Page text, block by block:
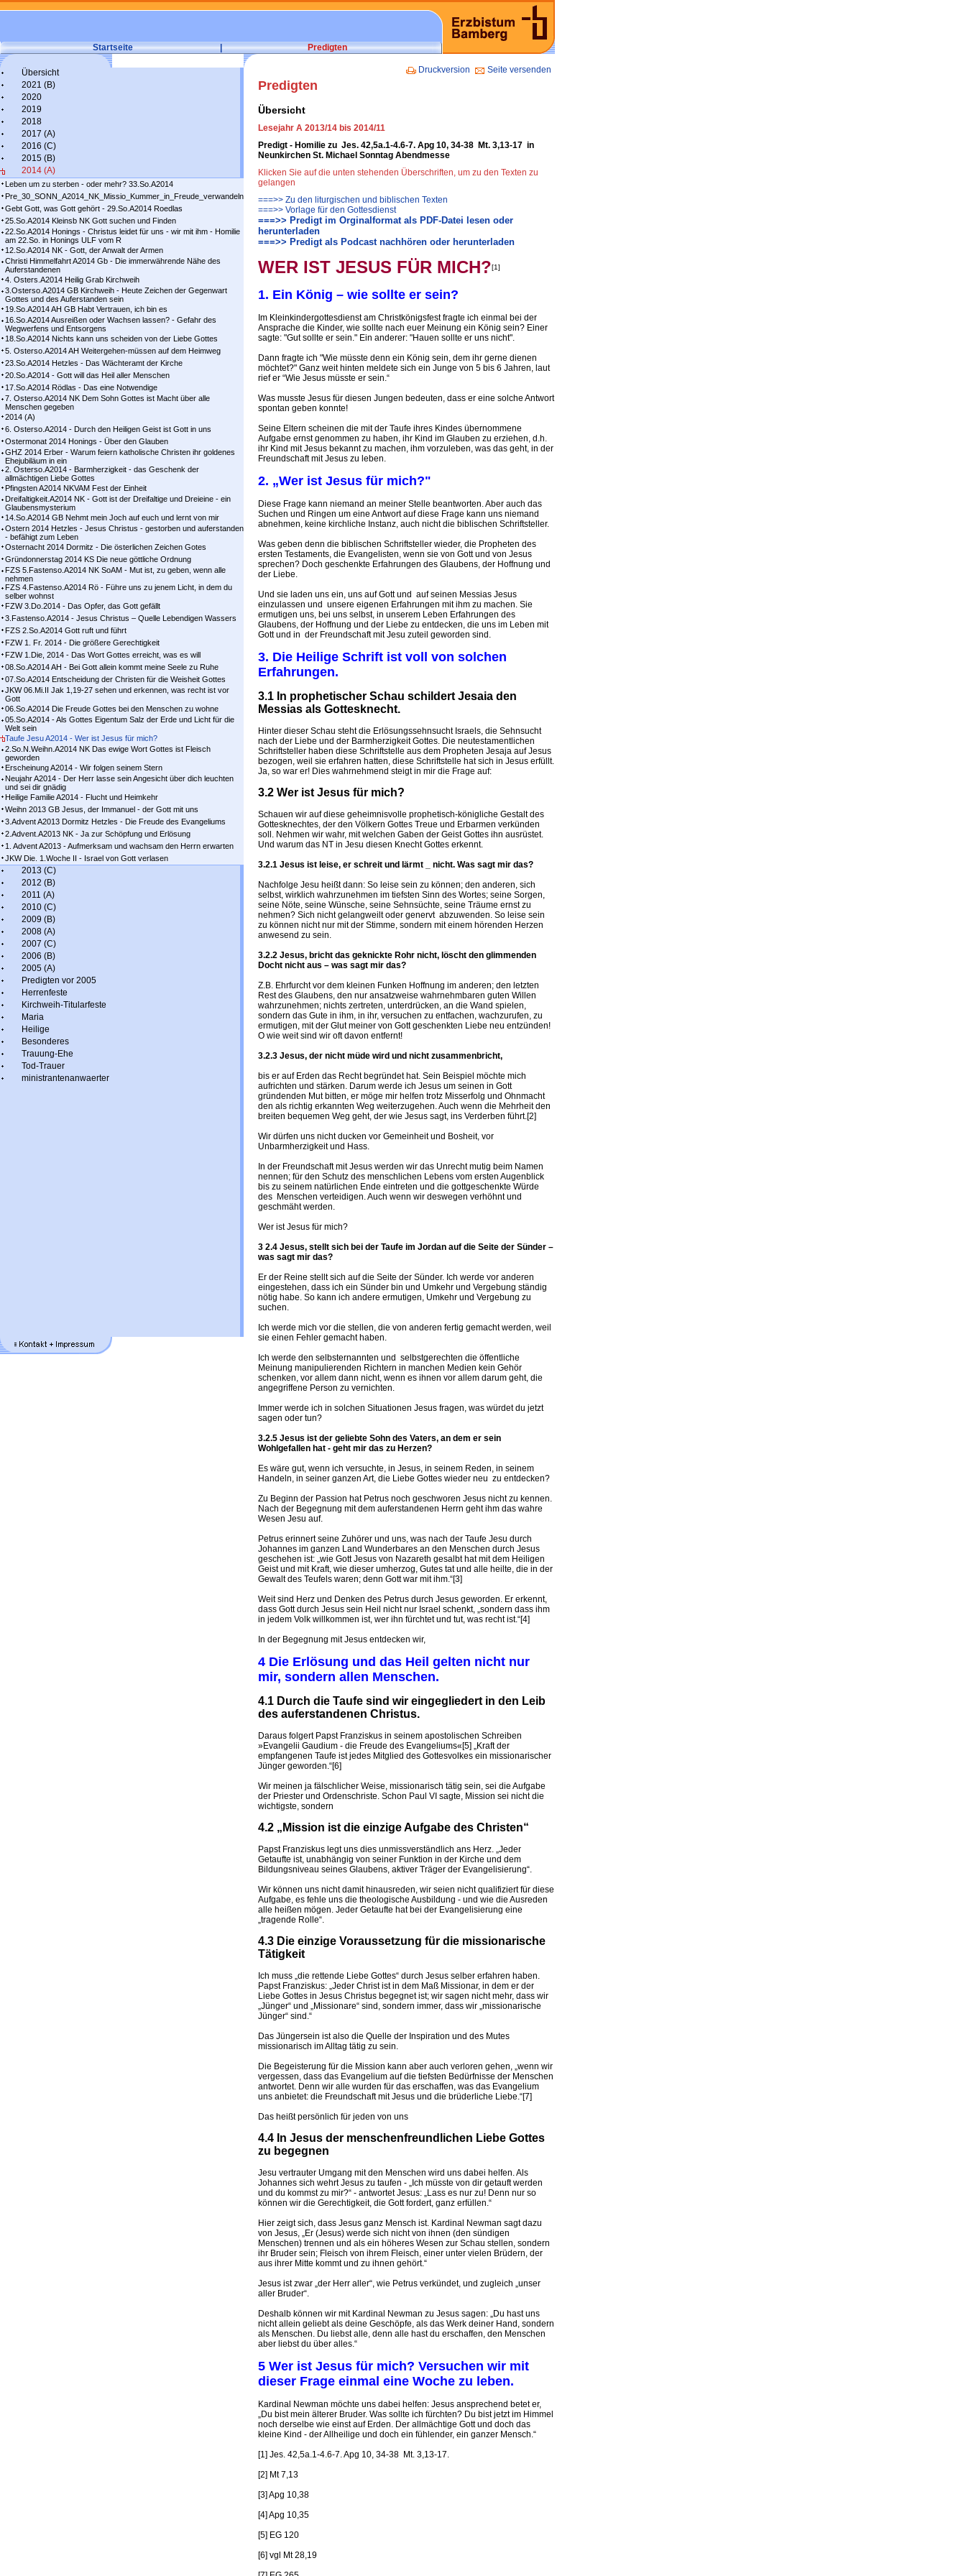
Startseite | Predigten
Übersicht
2021 (B)
2020
2019
2018
2017 (A)
2016 (C)
2015 (B)
2014 (A)
Leben um zu sterben - oder mehr? 33.So.A2014
Pre_30_SONN_A2014_NK_Missio_Kummer_in_Freude_verwandeln
Gebt Gott, was Gott gehört - 29.So.A2014 Roedlas
25.So.A2014 Kleinsb NK Gott suchen und Finden
22.So.A2014 Honings - Christus leidet für uns - wir mit ihm - Homilie
am 22.So. in Honings ULF vom R
12.So.A2014 NK - Gott, der Anwalt der Armen
Christi Himmelfahrt A2014 Gb - Die immerwährende Nähe des
Auferstandenen
4. Osters.A2014 Heilig Grab Kirchweih
3.Osterso.A2014 GB Kirchweih - Heute Zeichen der Gegenwart
Gottes und des Auferstanden sein
19.So.A2014 AH GB Habt Vertrauen, ich bin es
16.So.A2014 Ausreißen oder Wachsen lassen? - Gefahr des
Wegwerfens und Entsorgens
18.So.A2014 Nichts kann uns scheiden von der Liebe Gottes
5. Osterso.A2014 AH Weitergehen-müssen auf dem Heimweg
23.So.A2014 Hetzles - Das Wächteramt der Kirche
20.So.A2014 - Gott will das Heil aller Menschen
17.So.A2014 Rödlas - Das eine Notwendige
7. Osterso.A2014 NK Dem Sohn Gottes ist Macht über alle
Menschen gegeben
2014 (A)
6. Osterso.A2014 - Durch den Heiligen Geist ist Gott in uns
Ostermonat 2014 Honings - Über den Glauben
GHZ 2014 Erber - Warum feiern katholische Christen ihr goldenes
Ehejubiläum in ein
2. Osterso.A2014 - Barmherzigkeit - das Geschenk der
allmächtigen Liebe Gottes
Pfingsten A2014 NKVAM Fest der Einheit
Dreifaltigkeit.A2014 NK - Gott ist der Dreifaltige und Dreieine - ein
Glaubensmysterium
14.So.A2014 GB Nehmt mein Joch auf euch und lernt von mir
Ostern 2014 Hetzles - Jesus Christus - gestorben und auferstanden
- befähigt zum Leben
Osternacht 2014 Dormitz - Die österlichen Zeichen Gotes
Gründonnerstag 2014 KS Die neue göttliche Ordnung
FZS 5.Fastenso.A2014 NK SoAM - Mut ist, zu geben, wenn alle
nehmen
FZS 4.Fastenso.A2014 Rö - Führe uns zu jenem Licht, in dem du
selber wohnst
FZW 3.Do.2014 - Das Opfer, das Gott gefällt
3.Fastenso.A2014 - Jesus Christus – Quelle Lebendigen Wassers
FZS 2.So.A2014 Gott ruft und führt
FZW 1. Fr. 2014 - Die größere Gerechtigkeit
FZW 1.Die, 2014 - Das Wort Gottes erreicht, was es will
08.So.A2014 AH - Bei Gott allein kommt meine Seele zu Ruhe
07.So.A2014 Entscheidung der Christen für die Weisheit Gottes
JKW 06.Mi.II Jak 1,19-27 sehen und erkennen, was recht ist vor
Gott
06.So.A2014 Die Freude Gottes bei den Menschen zu wohne
05.So.A2014 - Als Gottes Eigentum Salz der Erde und Licht für die
Welt sein
Taufe Jesu A2014 - Wer ist Jesus für mich?
2.So.N.Weihn.A2014 NK Das ewige Wort Gottes ist Fleisch
geworden
Erscheinung A2014 - Wir folgen seinem Stern
Neujahr A2014 - Der Herr lasse sein Angesicht über dich leuchten
und sei dir gnädig
Heilige Familie A2014 - Flucht und Heimkehr
Weihn 2013 GB Jesus, der Immanuel - der Gott mit uns
3.Advent A2013 Dormitz Hetzles - Die Freude des Evangeliums
2.Advent.A2013 NK - Ja zur Schöpfung und Erlösung
1. Advent A2013 - Aufmerksam und wachsam den Herrn erwarten
JKW Die. 1.Woche II - Israel von Gott verlasen
2013 (C)
2012 (B)
2011 (A)
2010 (C)
2009 (B)
2008 (A)
2007 (C)
2006 (B)
2005 (A)
Predigten vor 2005
Herrenfeste
Kirchweih-Titularfeste
Maria
Heilige
Besonderes
Trauung-Ehe
Tod-Trauer
ministrantenanwaerter
Druckversion Seite versenden
Predigten
Übersicht
Lesejahr A 2013/14 bis 2014/11
Predigt - Homilie zu Jes. 42,5a.1-4.6-7. Apg 10, 34-38 Mt. 3,13-17 in
Neunkirchen St. Michael Sonntag Abendmesse
Klicken Sie auf die unten stehenden Überschriften, um zu den Texten zu
gelangen
===>> Zu den liturgischen und biblischen Texten
===>> Vorlage für den Gottesdienst
===>> Predigt im Orginalformat als PDF-Datei lesen oder
herunterladen
===>> Predigt als Podcast nachhören oder herunterladen
WER IST JESUS FÜR MICH?[1]
1. Ein König – wie sollte er sein?
Im Kleinkindergottesdienst am Christkönigsfest fragte ich einmal bei der
Ansprache die Kinder, wie sollte nach euer Meinung ein König sein? Einer
sagte: "Gut sollte er sein." Ein anderer: "Hauen sollte er uns nicht".
Dann fragte ich "Wie müsste denn ein König sein, dem ihr gerne dienen
möchtet?" Ganz weit hinten meldete sich ein Junge von 5 bis 6 Jahren, laut
rief er “Wie Jesus müsste er sein.“
Was musste Jesus für diesen Jungen bedeuten, dass er eine solche Antwort
spontan geben konnte!
Seine Eltern scheinen die mit der Taufe ihres Kindes übernommene
Aufgabe ernst genommen zu haben, ihr Kind im Glauben zu erziehen, d.h.
ihr Kind mit Jesus bekannt zu machen, ihm vorzuleben, was das geht, in der
Freundschaft mit Jesus zu leben.
2. „Wer ist Jesus für mich?"
Diese Frage kann niemand an meiner Stelle beantworten. Aber auch das
Suchen und Ringen um eine Antwort auf diese Frage kann uns niemand
abnehmen, keine kirchliche Instanz, auch nicht die biblischen Schriftsteller.
Was geben denn die biblischen Schriftsteller wieder, die Propheten des
ersten Testaments, die Evangelisten, wenn sie von Gott und von Jesus
sprechen? Doch geschenkte Erfahrungen des Glaubens, der Hoffnung und
der Liebe.
Und sie laden uns ein, uns auf Gott und auf seinen Messias Jesus
einzulassen und unsere eigenen Erfahrungen mit ihm zu machen. Sie
ermutigen uns, bei uns selbst, in unserem Leben Erfahrungen des
Glaubens, der Hoffnung und der Liebe zu entdecken, die uns im Leben mit
Gott und in der Freundschaft mit Jesu zuteil geworden sind.
3. Die Heilige Schrift ist voll von solchen
Erfahrungen.
3.1 In prophetischer Schau schildert Jesaia den
Messias als Gottesknecht.
Hinter dieser Schau steht die Erlösungssehnsucht Israels, die Sehnsucht
nach der Liebe und der Barmherzigkeit Gottes. Die neutestamentlichen
Schriftsteller haben diese Schriftstelle aus dem Propheten Jesaja auf Jesus
bezogen, weil sie erfahren hatten, diese Schriftstelle hat sich in Jesus erfüllt.
Ja, so war er! Dies wahrnehmend steigt in mir die Frage auf:
3.2 Wer ist Jesus für mich?
Schauen wir auf diese geheimnisvolle prophetisch-königliche Gestalt des
Gottesknechtes, der den Völkern Gottes Treue und Erbarmen verkünden
soll. Nehmen wir wahr, mit welchen Gaben der Geist Gottes ihn ausrüstet.
Und warum das NT in Jesu diesen Knecht Gottes erkennt.
3.2.1 Jesus ist leise, er schreit und lärmt _ nicht. Was sagt mir das?
Nachfolge Jesu heißt dann: So leise sein zu können; den anderen, sich
selbst, wirklich wahrzunehmen im tiefsten Sinn des Wortes; seine Sorgen,
seine Nöte, seine Wünsche, seine Sehnsüchte, seine Träume ernst zu
nehmen? Sich nicht gelangweilt oder genervt abzuwenden. So leise sein
zu können nicht nur mit der Stimme, sondern mit einem hörenden Herzen
anwesend zu sein.
3.2.2 Jesus, bricht das geknickte Rohr nicht, löscht den glimmenden
Docht nicht aus – was sagt mir das?
Z.B. Ehrfurcht vor dem kleinen Funken Hoffnung im anderen; den letzten
Rest des Glaubens, den nur ansatzweise wahrnehmbaren guten Willen
wahrzunehmen; nichts zertreten, unterdrücken, an die Wand spielen,
sondern das Gute in ihm, in ihr, versuchen zu entfachen, wachzurufen, zu
ermutigen, mit der Glut meiner von Gott geschenkten Liebe neu entzünden!
O wie weit sind wir oft davon entfernt!
3.2.3 Jesus, der nicht müde wird und nicht zusammenbricht,
bis er auf Erden das Recht begründet hat. Sein Beispiel möchte mich
aufrichten und stärken. Darum werde ich Jesus um seinen in Gott
gründenden Mut bitten, er möge mir helfen trotz Misserfolg und Ohnmacht
den als richtig erkannten Weg weiterzugehen. Auch wenn die Mehrheit den
breiten bequemen Weg geht, der wie Jesus sagt, ins Verderben führt.[2]
Wir dürfen uns nicht ducken vor Gemeinheit und Bosheit, vor
Unbarmherzigkeit und Hass.
In der Freundschaft mit Jesus werden wir das Unrecht mutig beim Namen
nennen; für den Schutz des menschlichen Lebens vom ersten Augenblick
bis zu seinem natürlichen Ende eintreten und die gottgeschenkte Würde
des Menschen verteidigen. Auch wenn wir deswegen verhöhnt und
geschmäht werden.
Wer ist Jesus für mich?
3 2.4 Jesus, stellt sich bei der Taufe im Jordan auf die Seite der Sünder –
was sagt mir das?
Er der Reine stellt sich auf die Seite der Sünder. Ich werde vor anderen
eingestehen, dass ich ein Sünder bin und Umkehr und Vergebung ständig
nötig habe. So kann ich andere ermutigen, Umkehr und Vergebung zu
suchen.
Ich werde mich vor die stellen, die von anderen fertig gemacht werden, weil
sie einen Fehler gemacht haben.
Ich werde den selbsternannten und selbstgerechten die öffentliche
Meinung manipulierenden Richtern in manchen Medien kein Gehör
schenken, vor allem dann nicht, wenn es ihnen vor allem darum geht, die
angegriffene Person zu vernichten.
Immer werde ich in solchen Situationen Jesus fragen, was würdet du jetzt
sagen oder tun?
3.2.5 Jesus ist der geliebte Sohn des Vaters, an dem er sein
Wohlgefallen hat - geht mir das zu Herzen?
Es wäre gut, wenn ich versuchte, in Jesus, in seinem Reden, in seinem
Handeln, in seiner ganzen Art, die Liebe Gottes wieder neu zu entdecken?
Zu Beginn der Passion hat Petrus noch geschworen Jesus nicht zu kennen.
Nach der Begegnung mit dem auferstandenen Herrn geht ihm das wahre
Wesen Jesu auf.
Petrus erinnert seine Zuhörer und uns, was nach der Taufe Jesu durch
Johannes im ganzen Land Wunderbares an den Menschen durch Jesus
geschehen ist: „wie Gott Jesus von Nazareth gesalbt hat mit dem Heiligen
Geist und mit Kraft, wie dieser umherzog, Gutes tat und alle heilte, die in der
Gewalt des Teufels waren; denn Gott war mit ihm.“[3]
Weit sind Herz und Denken des Petrus durch Jesus geworden. Er erkennt,
dass Gott durch Jesus sein Heil nicht nur Israel schenkt, „sondern dass ihm
in jedem Volk willkommen ist, wer ihn fürchtet und tut, was recht ist.“[4]
In der Begegnung mit Jesus entdecken wir,
4 Die Erlösung und das Heil gelten nicht nur
mir, sondern allen Menschen.
4.1 Durch die Taufe sind wir eingegliedert in den Leib
des auferstandenen Christus.
Daraus folgert Papst Franziskus in seinem apostolischen Schreiben
»Evangelii Gaudium - die Freude des Evangeliums«[5] „Kraft der
empfangenen Taufe ist jedes Mitglied des Gottesvolkes ein missionarischer
Jünger geworden.“[6]
Wir meinen ja fälschlicher Weise, missionarisch tätig sein, sei die Aufgabe
der Priester und Ordenschriste. Schon Paul VI sagte, Mission sei nicht die
wichtigste, sondern
4.2 „Mission ist die einzige Aufgabe des Christen“
Papst Franziskus legt uns dies unmissverständlich ans Herz. „Jeder
Getaufte ist, unabhängig von seiner Funktion in der Kirche und dem
Bildungsniveau seines Glaubens, aktiver Träger der Evangelisierung“.
Wir können uns nicht damit hinausreden, wir seien nicht qualifiziert für diese
Aufgabe, es fehle uns die theologische Ausbildung - und wie die Ausreden
alle heißen mögen. Jeder Getaufte hat bei der Evangelisierung eine
„tragende Rolle“.
4.3 Die einzige Voraussetzung für die missionarische
Tätigkeit
Ich muss „die rettende Liebe Gottes“ durch Jesus selber erfahren haben.
Papst Franziskus: „Jeder Christ ist in dem Maß Missionar, in dem er der
Liebe Gottes in Jesus Christus begegnet ist; wir sagen nicht mehr, dass wir
„Jünger“ und „Missionare“ sind, sondern immer, dass wir „missionarische
Jünger“ sind.“
Das Jüngersein ist also die Quelle der Inspiration und des Mutes
missionarisch im Alltag tätig zu sein.
Die Begeisterung für die Mission kann aber auch verloren gehen, „wenn wir
vergessen, dass das Evangelium auf die tiefsten Bedürfnisse der Menschen
antwortet. Denn wir alle wurden für das erschaffen, was das Evangelium
uns anbietet: die Freundschaft mit Jesus und die brüderliche Liebe.“[7]
Das heißt persönlich für jeden von uns
4.4 In Jesus der menschenfreundlichen Liebe Gottes
zu begegnen
Jesu vertrauter Umgang mit den Menschen wird uns dabei helfen. Als
Johannes sich wehrt Jesus zu taufen - „Ich müsste von dir getauft werden
und du kommst zu mir?“ - antwortet Jesus: „Lass es nur zu! Denn nur so
können wir die Gerechtigkeit, die Gott fordert, ganz erfüllen.“
Hier zeigt sich, dass Jesus ganz Mensch ist. Kardinal Newman sagt dazu
von Jesus, „Er (Jesus) werde sich nicht von ihnen (den sündigen
Menschen) trennen und als ein höheres Wesen zur Schau stellen, sondern
ihr Bruder sein; Fleisch von ihrem Fleisch, einer unter vielen Brüdern, der
aus ihrer Mitte kommt und zu ihnen gehört.“
Jesus ist zwar „der Herr aller“, wie Petrus verkündet, und zugleich „unser
aller Bruder“.
Deshalb können wir mit Kardinal Newman zu Jesus sagen: „Du hast uns
nicht allein geliebt als deine Geschöpfe, als das Werk deiner Hand, sondern
als Menschen. Du liebst alle, denn alle hast du erschaffen, den Menschen
aber liebst du über alles.“
5 Wer ist Jesus für mich? Versuchen wir mit
dieser Frage einmal eine Woche zu leben.
Kardinal Newman möchte uns dabei helfen: Jesus ansprechend betet er,
„Du bist mein älterer Bruder. Was sollte ich fürchten? Du bist jetzt im Himmel
noch derselbe wie einst auf Erden. Der allmächtige Gott und doch das
kleine Kind - der Allheilige und doch ein fühlender, ein ganzer Mensch.“
[1] Jes. 42,5a.1-4.6-7. Apg 10, 34-38 Mt. 3,13-17.
[2] Mt 7,13
[3] Apg 10,38
[4] Apg 10,35
[5] EG 120
[6] vgl Mt 28,19